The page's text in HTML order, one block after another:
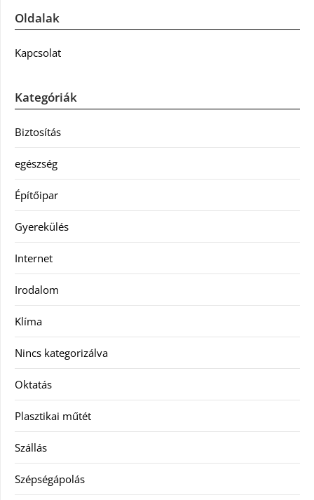
Oldalak
Kapcsolat
Kategóriák
Biztosítás
egészség
Építőipar
Gyerekülés
Internet
Irodalom
Klíma
Nincs kategorizálva
Oktatás
Plasztikai műtét
Szállás
Szépségápolás